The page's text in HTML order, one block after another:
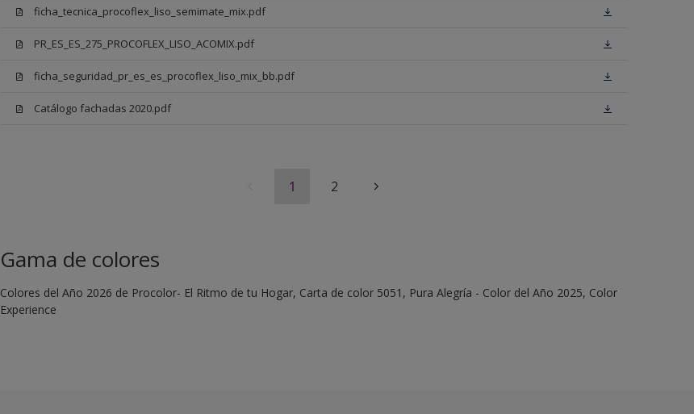
ficha_tecnica_procoflex_liso_semimate_mix.pdf
PR_ES_ES_275_PROCOFLEX_LISO_ACOMIX.pdf
ficha_seguridad_pr_es_es_procoflex_liso_mix_bb.pdf
Catálogo fachadas 2020.pdf
1 2
Gama de colores
Colores del Año 2026 de Procolor- El Ritmo de tu Hogar, Carta de color 5051, Pura Alegría - Color del Año 2025, Color
Experience